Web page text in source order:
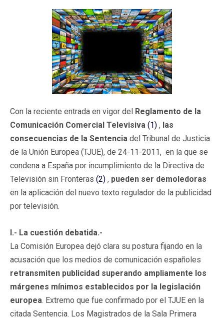
Con la reciente entrada en vigor del Reglamento de la
Comunicación Comercial Televisiva (1) , las
consecuencias de la Sentencia del Tribunal de Justicia
de la Unión Europea (TJUE), de 24-11-2011, en la que se
condena a España por incumplimiento de la Directiva de
Televisión sin Fronteras (2) , pueden ser demoledoras
en la aplicación del nuevo texto regulador de la publicidad
por televisión.
I.- La cuestión debatida.-
La Comisión Europea dejó clara su postura fijando en la
acusación que los medios de comunicación españoles
retransmiten publicidad superando ampliamente los
márgenes mínimos establecidos por la legislación
europea. Extremo que fue confirmado por el TJUE en la
citada Sentencia. Los Magistrados de la Sala Primera